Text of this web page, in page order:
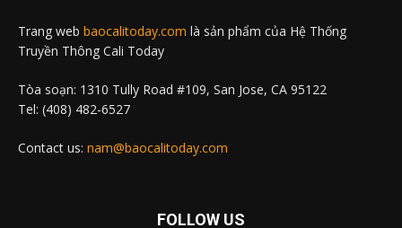
Trang web baocalitoday.com là sản phẩm của Hệ Thống
Truyền Thông Cali Today
Tòa soạn: 1310 Tully Road #109, San Jose, CA 95122
Tel: (408) 482-6527
Contact us: nam@baocalitoday.com
FOLLOW US